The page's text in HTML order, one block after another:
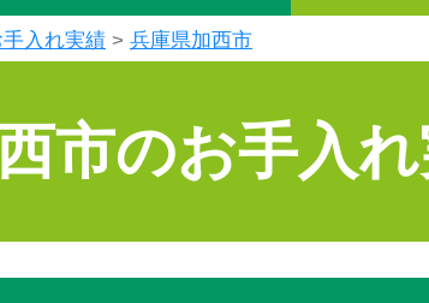
手入れ実績 兵庫県加西市
市のお手入